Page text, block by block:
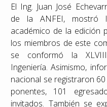
El Ing. Juan José
de la ANFEI, mostró
académico de la edición
los miembros de este
se conformó la
Ingeniería. Asimismo,
nacional se registraron
ponentes, 101
invitados. También se